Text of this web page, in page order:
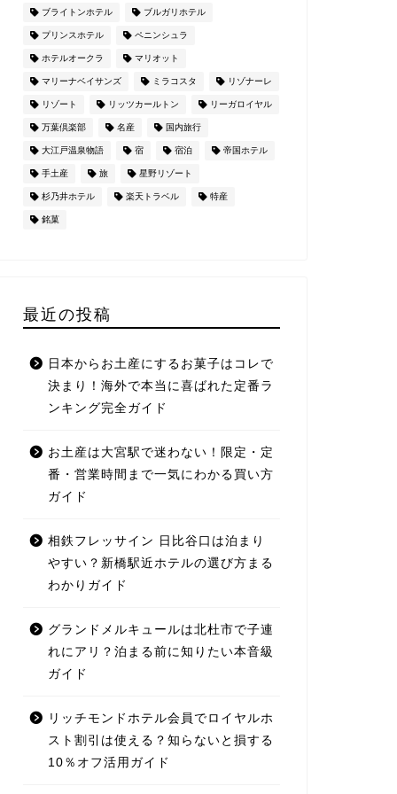
ブライトンホテル ブルガリホテル
プリンスホテル ペニンシュラ
ホテルオークラ マリオット
マリーナベイサンズ ミラコスタ リゾナーレ
リゾート リッツカールトン リーガロイヤル
万葉倶楽部 名産 国内旅行
大江戸温泉物語 宿 宿泊 帝国ホテル
手土産 旅 星野リゾート
杉乃井ホテル 楽天トラベル 特産
銘菓
最近の投稿
日本からお土産にするお菓子はコレで
決まり！海外で本当に喜ばれた定番ラ
ンキング完全ガイド
お土産は大宮駅で迷わない！限定・定
番・営業時間まで一気にわかる買い方
ガイド
相鉄フレッサイン 日比谷口は泊まり
やすい？新橋駅近ホテルの選び方まる
わかりガイド
グランドメルキュールは北杜市で子連
れにアリ？泊まる前に知りたい本音級
ガイド
リッチモンドホテル会員でロイヤルホ
スト割引は使える？知らないと損する
10％オフ活用ガイド